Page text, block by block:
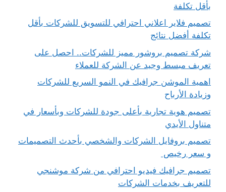
بأقل تكلفة
تصميم فلاير اعلاني احترافي للتسويق للشركات بأقل
تكلفة أفضل نتائج
شركة تصميم بروشور مميز للشركات.. احصل على
تعريف مبسط وجيد عن الشركة للعملاء
اهمية الموشن جرافيك في النمو السريع للشركات
وزيادة الأرباح
تصميم هوية تجارية بأعلى جودة للشركات وبأسعار في
متناول الأيدي
تصميم بروفايل الشركات والشخصي بأحدث التصميمات
و سعر رخيص
تصميم جرافيك فيديو احترافي من شركة موشنجي
للتعريف بخدمات الشركات